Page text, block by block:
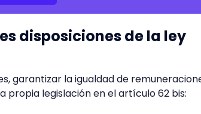
disposiciones de la ley
garantizar la igualdad de
propia legislación en el artículo 62 bis: